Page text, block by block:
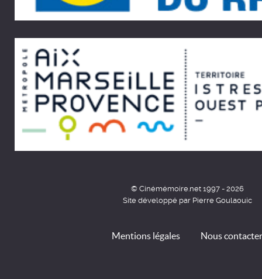
© Cinémémoire.net 1997 - 2026
Site développé par Pierre Goulaouic
Mentions légales Nous contacter